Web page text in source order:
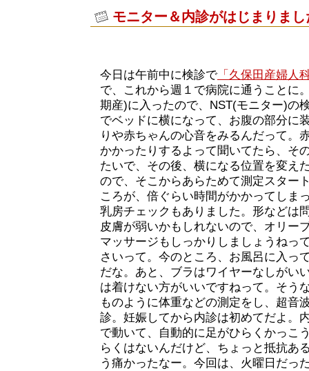
モニター＆内診がはじまりまし
今日は午前中に検診で「久保田産婦人
で、これから週１で病院に通うことに
期産)に入ったので、NST(モニター)の
でベッドに横になって、お腹の部分に
りや赤ちゃんの心音をみるんだって。
かかったりするよって聞いてたら、そ
たいで、その後、横になる位置を変え
ので、そこからあらためて測定スター
ころが、倍ぐらい時間がかかってしま
乳房チェックもありました。形などは
皮膚が弱いかもしれないので、オリー
マッサージもしっかりしましょうねっ
さいって。今のところ、お風呂に入っ
だな。あと、ブラはワイヤーなしがい
は着けない方がいいですねって。そう
ものように体重などの測定をし、超音
診。妊娠してから内診は初めてだよ。
で動いて、自動的に足がひらくかっこ
らくはないんだけど、ちょっと抵抗あ
う痛かったなー。今回は、火曜日だっ